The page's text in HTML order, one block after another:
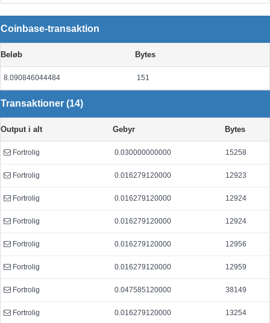
Coinbase-transaktion
Beløb Bytes
8.090846044484 151
Transaktioner (14)
Output i alt Gebyr Bytes
Fortrolig 0.030000000000 15258
Fortrolig 0.016279120000 12923
Fortrolig 0.016279120000 12924
Fortrolig 0.016279120000 12924
Fortrolig 0.016279120000 12956
Fortrolig 0.016279120000 12959
Fortrolig 0.047585120000 38149
Fortrolig 0.016279120000 13254